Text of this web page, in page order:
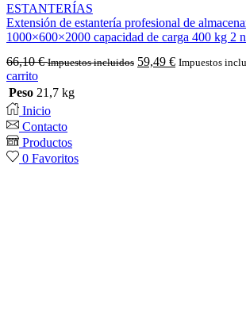
ESTANTERÍAS
Extensión de estantería profesional de
1000×600×2000 capacidad de carga 400 kg 2
66,10€ Impuestos incluidos 59,49 € Impuestos
carrito
Peso 21,7 kg
Inicio
Contacto
Productos
0 Favoritos